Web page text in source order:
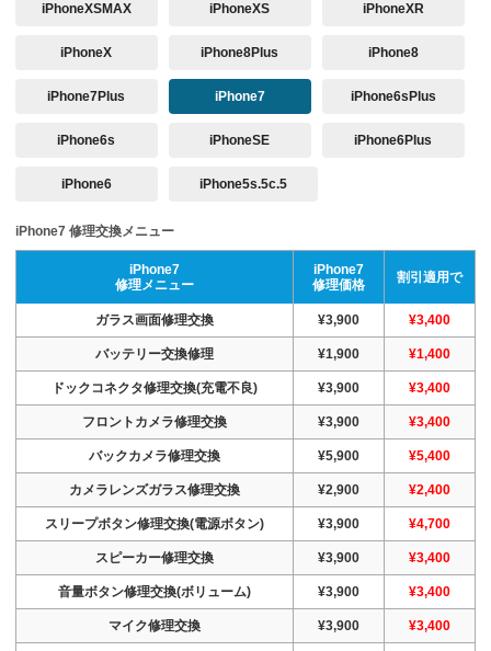
iPhoneXSMAX iPhoneXS iPhoneXR
iPhoneX iPhone8Plus iPhone8
iPhone7Plus iPhone7 iPhone6sPlus
iPhone6s iPhoneSE iPhone6Plus
iPhone6 iPhone5s.5c.5
iPhone7 修理交換メニュー
iPhone7
修理メニュー
iPhone7
修理価格
割引適用で
ガラス画面修理交換 ¥3,900 ¥3,400
バッテリー交換修理 ¥1,900 ¥1,400
ドックコネクタ修理交換(充電不良) ¥3,900 ¥3,400
フロントカメラ修理交換 ¥3,900 ¥3,400
バックカメラ修理交換 ¥5,900 ¥5,400
カメラレンズガラス修理交換 ¥2,900 ¥2,400
スリープボタン修理交換(電源ボタン) ¥3,900 ¥4,700
スピーカー修理交換 ¥3,900 ¥3,400
音量ボタン修理交換(ボリューム) ¥3,900 ¥3,400
マイク修理交換 ¥3,900 ¥3,400